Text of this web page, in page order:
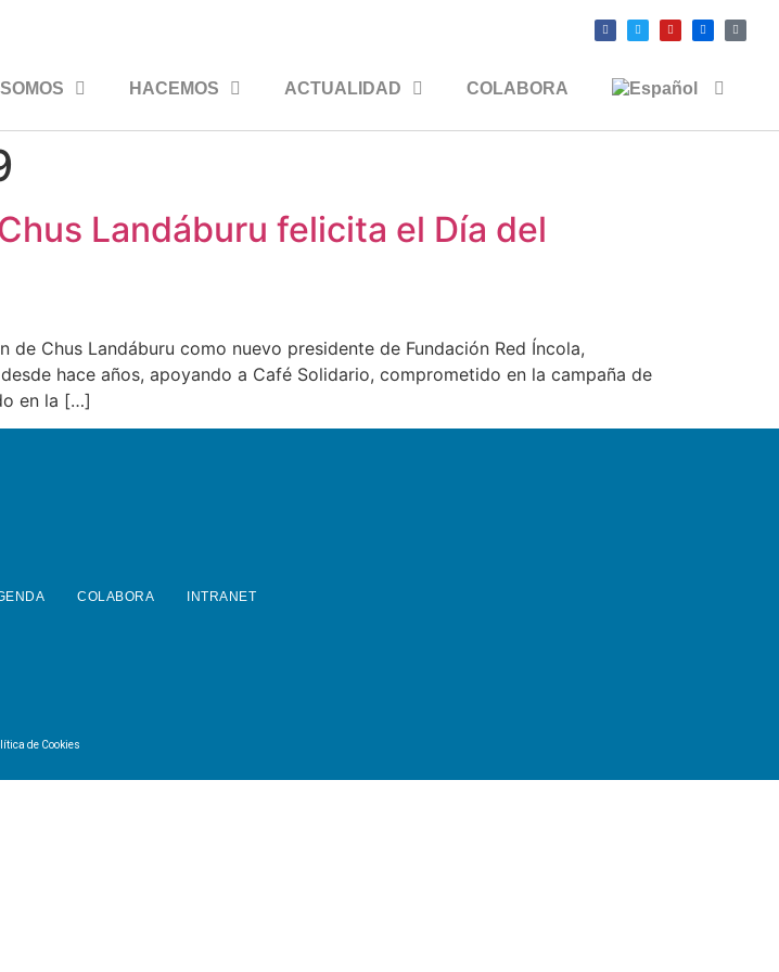
SOMOS HACEMOS ACTUALIDAD COLABORA
Landáburu felicita el Día del
Chus Landáburu como nuevo presidente de Fundación Red Íncola,
hace años, apoyando a Café Solidario, comprometido en la campaña de
en la […]
COLABORA INTRANET
de Cookies